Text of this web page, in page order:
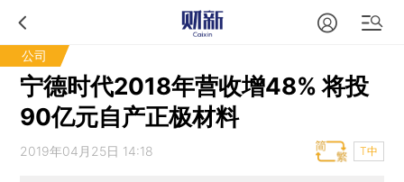
公司
宁德时代2018年营收增48% 将投
90亿元自产正极材料
2019年04月25日 14:18 T中